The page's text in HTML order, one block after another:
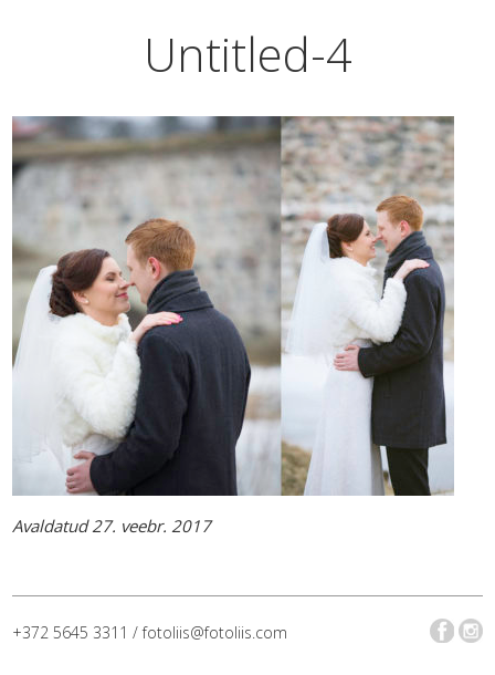
Untitled-4
Avaldatud 27. veebr. 2017
+372 5645 3311 / fotoliis@fotoliis.com